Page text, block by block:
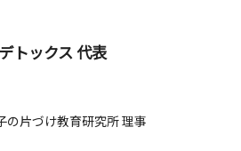
トックス 代表
の片づけ教育研究所 理事